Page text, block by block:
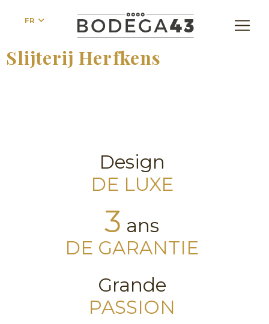
FR
Slijterij Herfkens
Design
DE LUXE
3 ans
DE GARANTIE
Grande
PASSION